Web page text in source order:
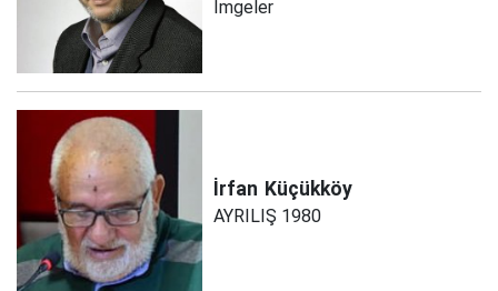
İmgeler
İrfan Küçükköy
AYRILIŞ 1980